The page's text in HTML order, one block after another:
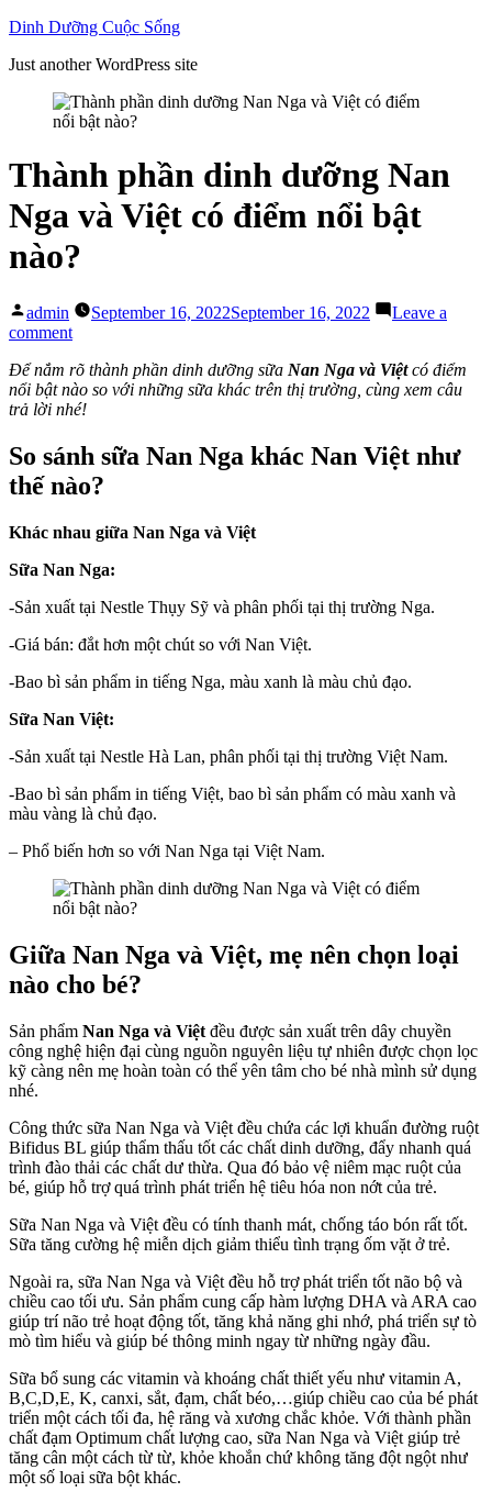
Skip
content
Dinh Dưỡng Cuộc Sống
Just another WordPress site
Thành phần dinh dưỡng Nan
Nga và Việt có điểm nổi bật
nào?
Posted
by
admin September 16, 2022September 16, 2022
Leave a
commenton
phần
dinh
dưỡng
Nga
và
Việt
điểm
bật
Để nắm rõ thành phần dinh dưỡng sữa Nan Nga và Việtcó điểm
nổi bật nào so với những sữa khác trên thị trường, cùng xem câu
trả lời nhé!
So sánh sữa Nan Nga khác Nan Việt như
thế nào?
Khác nhau giữa Nan Nga và Việt
Sữa Nan Nga:
-Sản xuất tại Nestle Thụy Sỹ và phân phối tại thị trường Nga.
-Giá bán: đắt hơn một chút so với Nan Việt.
-Bao bì sản phẩm in tiếng Nga, màu xanh là màu chủ đạo.
Sữa Nan Việt:
-Sản xuất tại Nestle Hà Lan, phân phối tại thị trường Việt Nam.
-Bao bì sản phẩm in tiếng Việt, bao bì sản phẩm có màu xanh và
màu vàng là chủ đạo.
– Phổ biến hơn so với Nan Nga tại Việt Nam.
Giữa Nan Nga và Việt, mẹ nên chọn loại
nào cho bé?
Sản phẩm Nan Nga và Việt đều được sản xuất trên dây chuyền
công nghệ hiện đại cùng nguồn nguyên liệu tự nhiên được chọn lọc
kỹ càng nên mẹ hoàn toàn có thể yên tâm cho bé nhà mình sử dụng
nhé.
Công thức sữa Nan Nga và Việt đều chứa các lợi khuẩn đường ruột
Bifidus BL giúp thẩm thấu tốt các chất dinh dưỡng, đẩy nhanh quá
trình đào thải các chất dư thừa. Qua đó bảo vệ niêm mạc ruột của
bé, giúp hỗ trợ quá trình phát triển hệ tiêu hóa non nớt của trẻ.
Sữa Nan Nga và Việt đều có tính thanh mát, chống táo bón rất tốt.
Sữa tăng cường hệ miễn dịch giảm thiểu tình trạng ốm vặt ở trẻ.
Ngoài ra, sữa Nan Nga và Việt đều hỗ trợ phát triển tốt não bộ và
chiều cao tối ưu. Sản phẩm cung cấp hàm lượng DHA và ARA cao
giúp trí não trẻ hoạt động tốt, tăng khả năng ghi nhớ, phá triển sự tò
mò tìm hiểu và giúp bé thông minh ngay từ những ngày đầu.
Sữa bổ sung các vitamin và khoáng chất thiết yếu như vitamin A,
B,C,D,E, K, canxi, sắt, đạm, chất béo,…giúp chiều cao của bé phát
triển một cách tối đa, hệ răng và xương chắc khỏe. Với thành phần
chất đạm Optimum chất lượng cao, sữa Nan Nga và Việt giúp trẻ
tăng cân một cách từ từ, khỏe khoắn chứ không tăng đột ngột như
một số loại sữa bột khác.